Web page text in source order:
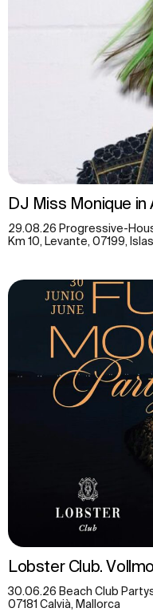
DJ Miss Monique in
29.08.26 Progressive-
Km 10, Levante, 07199,
Lobster Club.
30.06.26 Beach Club
07181 Calvià, Mallorca